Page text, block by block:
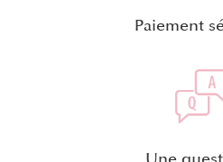
Paiement